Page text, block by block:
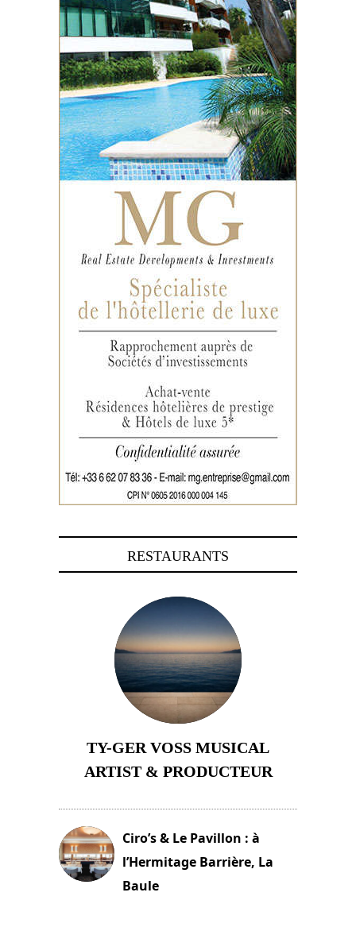
RESTAURANTS
TY-GER VOSS MUSICAL
ARTIST & PRODUCTEUR
Ciro’s & Le Pavillon : à
l’Hermitage Barrière, La
Baule